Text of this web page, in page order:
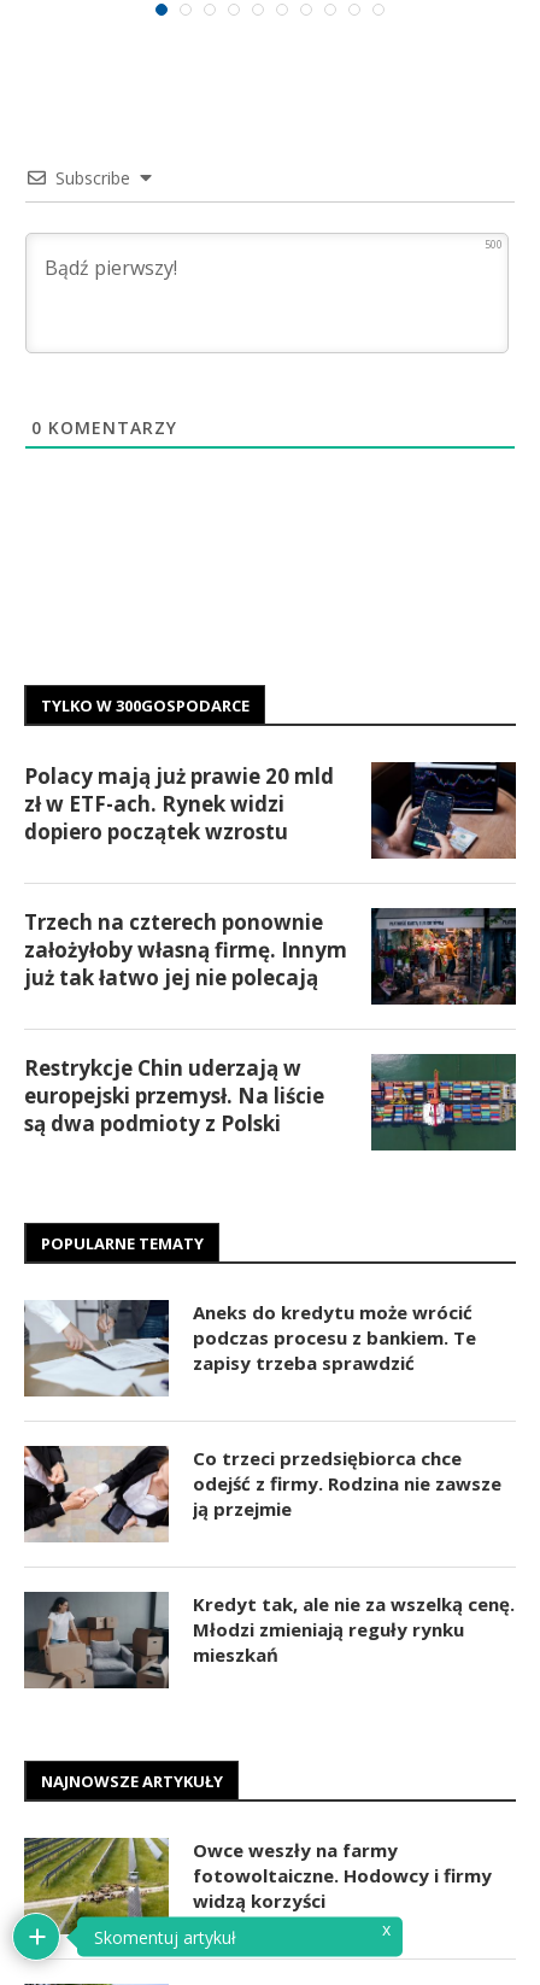
Subscribe
500
0 KOMENTARZY
TYLKO W 300GOSPODARCE
Polacy mają już prawie 20 mld
zł w ETF-ach. Rynek widzi
dopiero początek wzrostu
Trzech na czterech ponownie
założyłoby własną firmę. Innym
już tak łatwo jej nie polecają
Restrykcje Chin uderzają w
europejski przemysł. Na liście
są dwa podmioty z Polski
POPULARNE TEMATY
Aneks do kredytu może wrócić
podczas procesu z bankiem. Te
zapisy trzeba sprawdzić
Co trzeci przedsiębiorca chce
odejść z firmy. Rodzina nie zawsze
ją przejmie
Kredyt tak, ale nie za wszelką cenę.
Młodzi zmieniają reguły rynku
mieszkań
NAJNOWSZE ARTYKUŁY
Owce weszły na farmy
fotowoltaiczne. Hodowcy i firmy
widzą korzyści